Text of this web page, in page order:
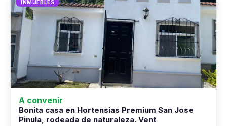
INMUEBLES
A convenir
Bonita casa en Hortensias Premium San Jose
Pinula, rodeada de naturaleza. Vent